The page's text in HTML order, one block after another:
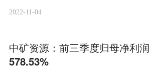
2022-11-04
中矿资源：前三季度归母净利
578.53%